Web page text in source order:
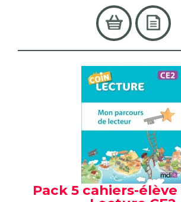
Pack 5 cahiers-élève